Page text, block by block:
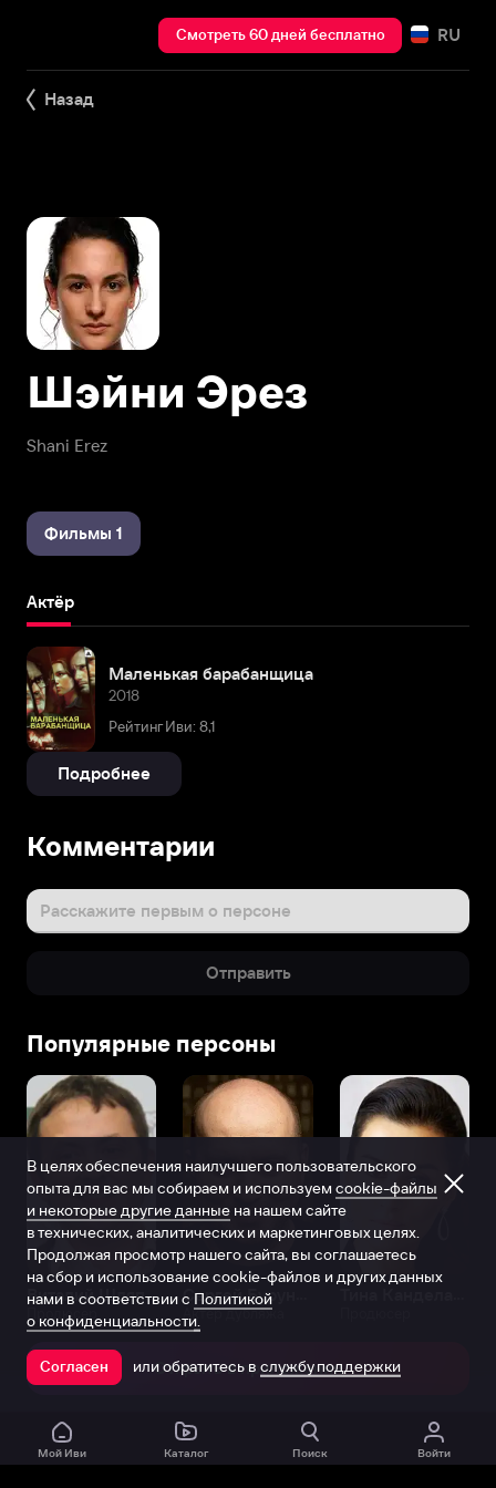
Смотреть 60 дней бесплатно RU
Назад
Shani Erez
Шэйни Эрез
Фильмы 1
Актёр
Маленькая барабанщица
2018
Рейтинг Иви: 8,1
Подробнее
Комментарии
Расскажите первым о персоне
Отправить
Популярные персоны
Виталий Шляппо
Продюсер Актёр дубляжа
Открыть в приложении
Мой Иви Каталог Поиск Войти
В целях обеспечения наилучшего пользовательского
опыта для вас мы собираем и используем cookie-файлы
и некоторые другие данные на нашем сайте
в технических, аналитических и маркетинговых целях.
Продолжая просмотр нашего сайта, вы соглашаетесь
на сбор и использование cookie-файлов и других данных
нами в соответствии с Политикой
о конфиденциальности.
Согласен или обратитесь в службу поддержки